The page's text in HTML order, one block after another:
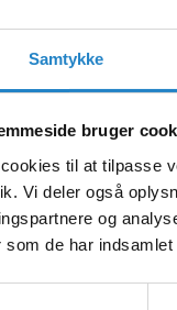
Samtykke
bruger
til at tilpasse
Vi deler også
og
som de har